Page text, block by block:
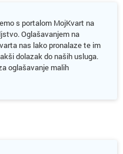
s portalom MojKvart na
Oglašavanjem na
nas lako pronalaze te im
dolazak do naših usluga.
oglašavanje malih